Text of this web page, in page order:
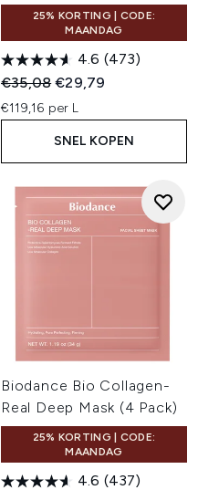
25% KORTING | CODE:
MAANDAG
4.6 (473)
Recommended Retail Price:
€35,08Huidige prijs:
€29,79
€119,16 per L
SNEL KOPEN
Biodance Bio Collagen-
Real Deep Mask (4 Pack)
25% KORTING | CODE:
MAANDAG
4.6 (437)